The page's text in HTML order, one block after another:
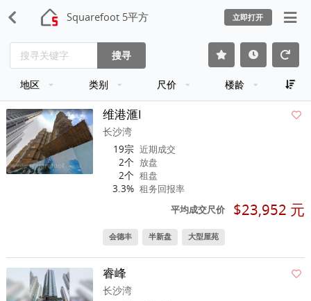
Squarefoot 5平方 立即打开
搜寻
地区 类别 尺价 楼龄
维港滙I
长沙湾
19宗 近期成交
2个 放盘
2个 租盘
3.3% 租务回报率
平均成交尺价 $23,952 元
会德丰 半新盘 大型屋苑
睿峰
长沙湾